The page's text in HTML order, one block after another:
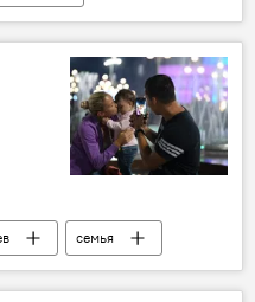
19
семья
Узбекистан